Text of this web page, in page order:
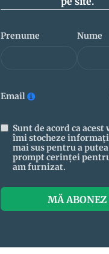
Prenume Nume
Email
Sunt de acord ca acest
îmi stocheze
mai sus pentru a
prompt cerinței
am furnizat.
MĂ ABONEZ